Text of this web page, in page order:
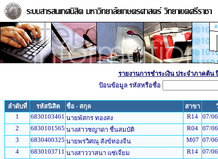
**** รายงานก
รายงานการชำระเงิน ประจำภาคต้น
ป้อนข้อมูล รหัสหรือชื่อ
ลำดับที่ รหัสนิสิต ชื่อ - สกุล สาขา
1
6830103461 นายพัสกร ทองสง R14 07/
2
6830101565 นางสาวชญาดา ชื่นสมบัติ R04 07/
3
6830400325 นายพรวิศณุ สังข์ทองจีน M07 07/
4
6830103711 นางสาววาสนา แซ่เจียม R14 07/